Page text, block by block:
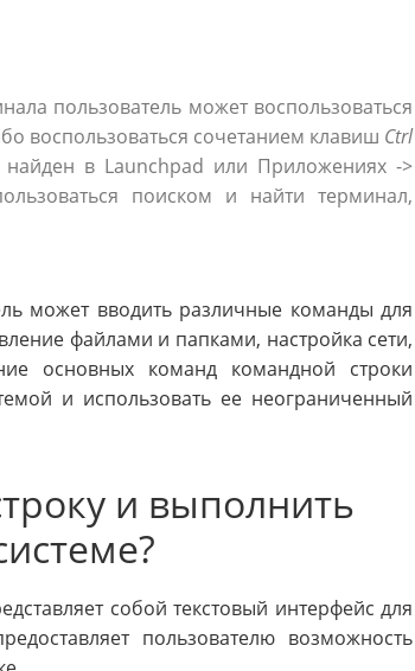
пользователь может воспользоваться
воспользоваться сочетанием клавиш Ctrl
в Launchpad или Приложениях ->
поиском и найти терминал,
может вводить различные команды для
файлами и папками, настройка сети,
основных команд командной строки
и использовать ее неограниченный
и выполнить
собой текстовый интерфейс для
пользователю возможность